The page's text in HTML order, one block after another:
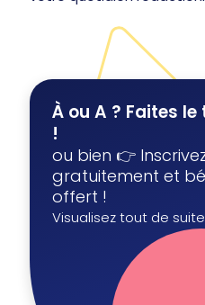
À ou A ? Faites
!
ou bien 👉
gratuitement et
offert !
Visualisez tout de